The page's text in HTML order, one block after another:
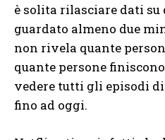
è solita rilasciare dati su
guardato almeno due
non rivela quante
quante persone
vedere tutti gli episodi di
fino ad oggi.